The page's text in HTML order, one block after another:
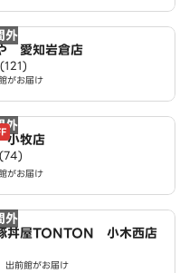
外
愛知岩倉店
(121)
がお届け
外
牧店
(74)
がお届け
外
丼屋TONTON 小木西店
出前館がお届け